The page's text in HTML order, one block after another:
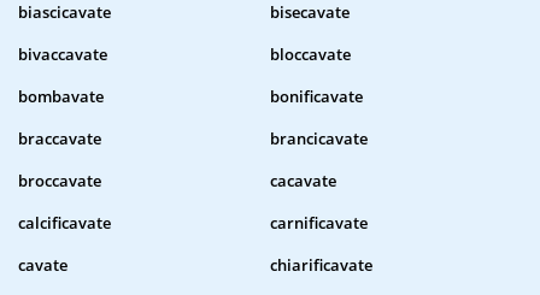
biascicavate
bisecavate
bivaccavate
bloccavate
bombavate
bonificavate
braccavate
brancicavate
broccavate
cacavate
calcificavate
carnificavate
cavate
chiarificavate